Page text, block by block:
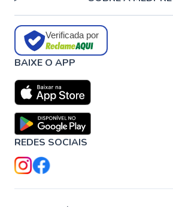
Verificada por
BAIXE O APP
REDES SOCIAIS